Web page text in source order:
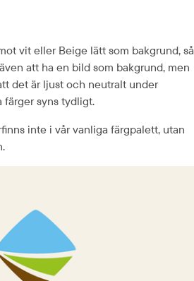
vit eller Beige lätt som bakgrund, så
att ha en bild som bakgrund, men
det är ljust och neutralt under
färger syns tydligt.
inte i vår vanliga färgpalett, utan